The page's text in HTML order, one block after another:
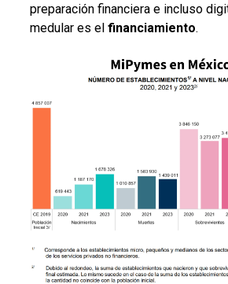
preparación financiera e incluso
medular es el financiamiento.